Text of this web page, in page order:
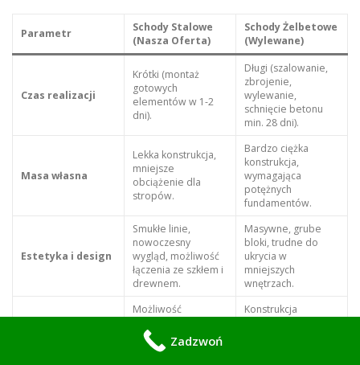
Parametr
Schody Stalowe
(Nasza Oferta)
Schody Żelbetowe
(Wylewane)
Czas realizacji
Krótki (montaż
gotowych
elementów w 1-2
dni).
Długi (szalowanie,
zbrojenie,
wylewanie,
schnięcie betonu
min. 28 dni).
Masa własna
Lekka konstrukcja,
mniejsze
obciążenie dla
stropów.
Bardzo ciężka
konstrukcja,
wymagająca
potężnych
fundamentów.
Estetyka i design
Smukłe linie,
nowoczesny
wygląd, możliwość
łączenia ze szkłem i
drewnem.
Masywne, grube
bloki, trudne do
ukrycia w
mniejszych
wnętrzach.
Możliwość
modyfikacji w
przyszłości.
Konstrukcja
Zadzwoń